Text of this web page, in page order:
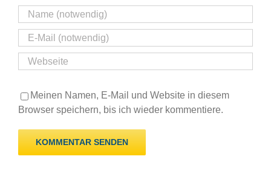
Meinen Namen, E-Mail und Website in diesem
Browser speichern, bis ich wieder kommentiere.